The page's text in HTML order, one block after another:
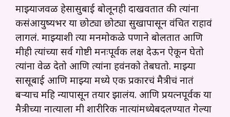
माझ्याजवळ हेसासुबाई बोलूनही दाखवतात की त्यांना
कसंआयुष्यभर या छोट्या छोट्या सुखापासून वंचित राहावं
लागलं. माझ्याशी त्या मनमोकळे पणाने बोलतात आणि
मीही त्यांच्या सर्व गोष्टी मनःपूर्वक लक्ष देऊन ऐकून घेतो
त्यांना वेळ देतो आणि त्यांना हवंनको तेबघतो. माझ्या
सासूबाई आणि माझ्या मध्ये एक प्रकारचं मैत्रीचं नातं
बऱ्याच महि न्यापासून तयार झालंय. आणि प्रयत्नपूर्वक या
मैत्रीच्या नात्याला मी शारीरिक नात्यांमध्येबदलण्यात गेल्या